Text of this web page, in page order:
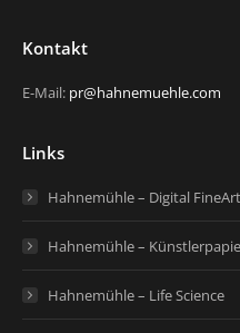
Kontakt
E-Mail: pr@hahnemuehle.com
Links
Hahnemühle – Digital FineArt
Hahnemühle –
Hahnemühle – Life Science